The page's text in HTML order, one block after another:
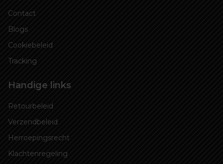
Contact
Blogs
Cookiebeleid
Tracking
Handige links
Retourbeleid
Verzendbeleid
Herroepingsrecht
Klachtenregeling